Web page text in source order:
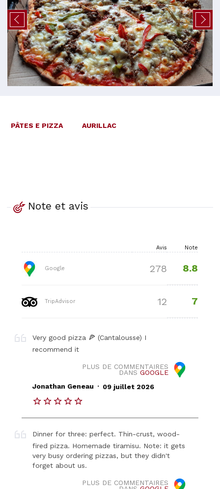
PÂTES E PIZZA AURILLAC
Note et avis
Avis Note
Google 278 8.8
TripAdvisor 12 7
Very good pizza 🍕 (Cantalousse) I
recommend it
PLUS DE COMMENTAIRES
DANS GOOGLE
Jonathan Geneau . 09 juillet 2026
Dinner for three: perfect. Thin-crust, wood-
fired pizza. Homemade tiramisu. Note: it gets
very busy ordering pizzas, but they didn't
forget about us.
PLUS DE COMMENTAIRES